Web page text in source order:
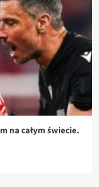
na całym świecie.